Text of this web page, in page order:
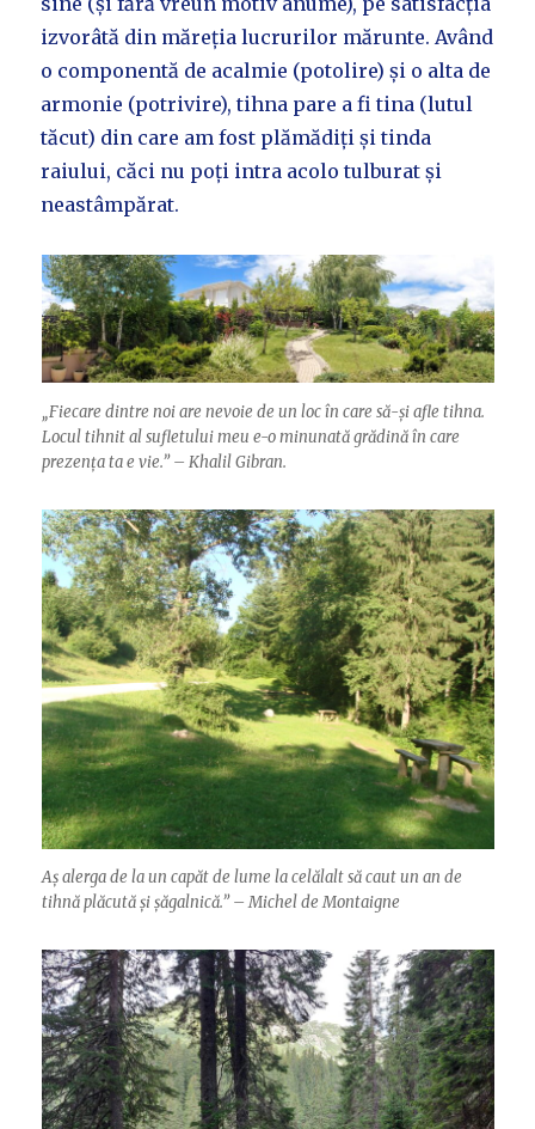
izvorâtă din măreția lucrurilor mărunte. Având
o componentă de acalmie (potolire) și o alta de
armonie (potrivire), tihna pare a fi tina (lutul
tăcut) din care am fost plămădiți și tinda
raiului, căci nu poți intra acolo tulburat și
neastâmpărat.
„Fiecare dintre noi are nevoie de un loc în care să-și afle tihna.
Locul tihnit al sufletului meu e-o minunată grădină în care
prezența ta e vie.” – Khalil Gibran.
Aș alerga de la un capăt de lume la celălalt să caut un an de
tihnă plăcută și șăgalnică.” – Michel de Montaigne